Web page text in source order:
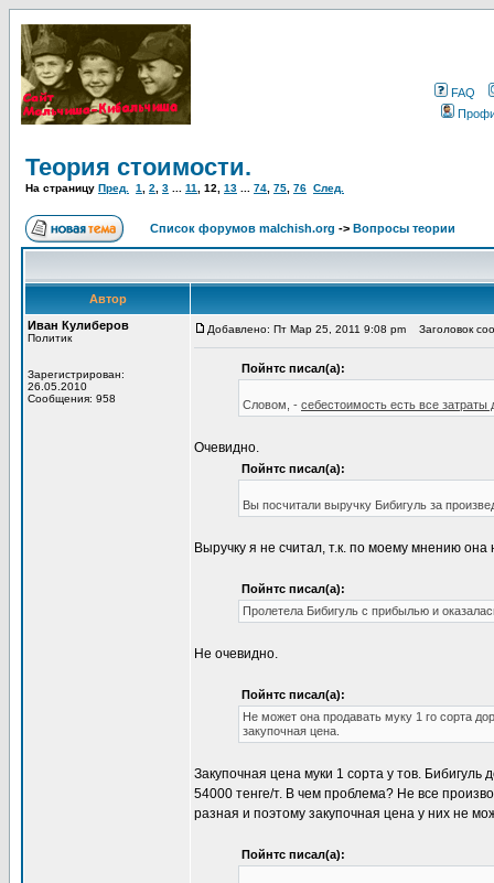
FAQ
Теория стоимости.
На страницу Пред. 1 2 3 11 12 13 74 75 76 След.
Список форумов malchish.org -> Вопросы теории
Автор
Иван Кулиберов
Политик
Зарегистрирован:
26.05.2010
Сообщения: 958
Добавлено: Пт Мар 25, 2011 9:08 pm Заголовок
Пойнтс писал(а):
Словом, - себестоимость есть все затраты
Очевидно.
Пойнтс писал(а):
Вы посчитали выручку Бибигуль за
Выручку я не считал, т.к. по моему мнению
Пойнтс писал(а):
Пролетела Бибигуль с прибылью и
Не очевидно.
Пойнтс писал(а):
Не может она продавать муку 1 го сорта
закупочная цена.
Закупочная цена муки 1 сорта у тов.
54000 тенге/т. В чем проблема? Не все
разная и поэтому закупочная цена у них не
Пойнтс писал(а):